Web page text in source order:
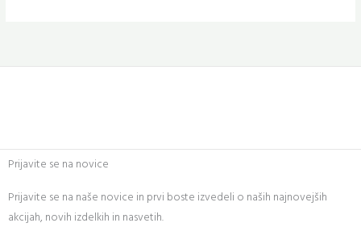
Prijavite se na novice
Prijavite se na naše novice in prvi boste izvedeli o naših najnovejših
akcijah, novih izdelkih in nasvetih.